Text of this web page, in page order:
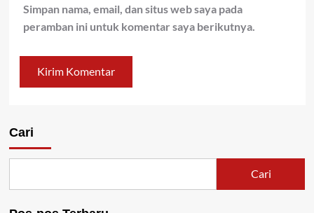
Simpan nama, email, dan situs web saya pada
peramban ini untuk komentar saya berikutnya.
Cari
Cari